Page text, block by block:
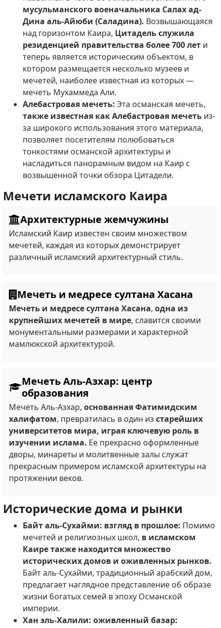
мусульманского военачальника Салах ад-
Дина аль-Айюби (Саладина). Возвышающаяся
над горизонтом Каира, Цитадель служила
резиденцией правительства более 700 лети
теперь является историческим объектом, в
котором размещается несколько музеев и
мечетей, наиболее известная из которых —
мечеть Мухаммеда Али.
Алебастровая мечеть: Эта османская мечеть,
также известная как Алебастровая мечетьиз-
за широкого использования этого материала,
позволяет посетителям полюбоваться
тонкостями османской архитектуры и
насладиться панорамным видом на Каир с
возвышенной точки обзора Цитадели.
Мечети исламского Каира
Архитектурные жемчужины
Исламский Каир известен своим множеством
мечетей, каждая из которых демонстрирует
различный исламский архитектурный стиль.
Мечеть и медресе султана Хасана
Мечеть и медресе султана Хасана, одна из
крупнейших мечетей в мире, славится своими
монументальными размерами и характерной
мамлюкской архитектурой.
Мечеть Аль-Азхар: центр
образования
Мечеть Аль-Азхар, основанная Фатимидским
халифатом, превратилась в один из старейших
университетов мира, играя ключевую роль в
изучении ислама. Ее прекрасно оформленные
дворы, минареты и молитвенные залы служат
прекрасным примером исламской архитектуры на
протяжении веков.
Исторические дома и рынки
Байт аль-Сухайми: взгляд в прошлое: Помимо
мечетей и религиозных школ, в исламском
Каире также находится множество
исторических домов и оживленных рынков.
Байт аль-Сухайми, традиционный арабский дом,
предлагает наглядное представление об образе
жизни богатых семей в эпоху Османской
империи.
Хан эль-Халили: оживленный базар: